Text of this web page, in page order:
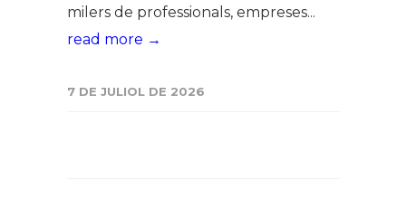
milers de professionals, empreses...
read more →
7 DE JULIOL DE 2026